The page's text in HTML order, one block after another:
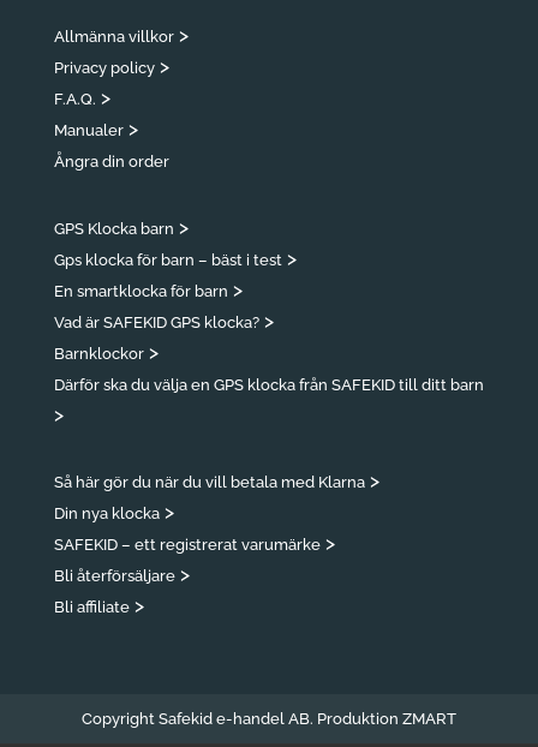
Allmänna villkor>
Privacy policy>
F.A.Q. >
Manualer>
Ångra din order
GPS Klocka barn >
Gps klocka för barn – bäst i test>
En smartklocka för barn >
Vad är SAFEKID GPS klocka?>
Barnklockor>
Därför ska du välja en GPS klocka från SAFEKID till ditt barn
>
Så här gör du när du vill betala med Klarna>
Din nya klocka>
SAFEKID – ett registrerat varumärke>
Bli återförsäljare>
Bli affiliate>
Copyright Safekid e-handel AB. Produktion ZMART